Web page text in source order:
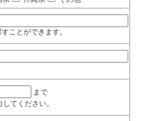
ことができます。
まで
てください。